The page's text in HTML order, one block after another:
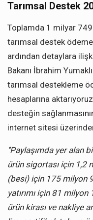
Tarımsal Destek
Toplamda 1 milyar
tarımsal destek
ardından detaylara
Bakanı İbrahim
tarımsal destekleme
hesaplarına
desteğin
internet sitesi
‘’Paylaşımda yer
ürün sigortası için 1,2
(besi) için 175 milyon
yatırımı için 81
ürün kirası ve nakliye